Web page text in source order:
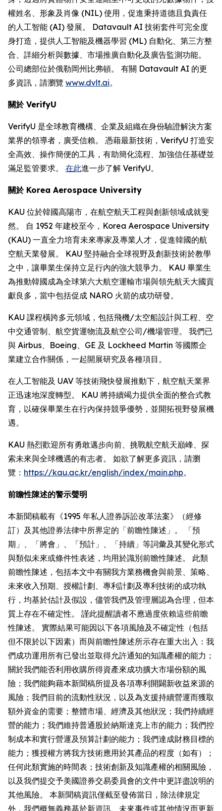
權姓名、形象及肖像 (NIL) 使用，促進秉持道德且負責任
的人工智能 (AI) 發展。 Datavault AI 技術套件可完全度
身打造，提供人工智能及機器學習 (ML) 自動化、第三方整
合、詳細分析與數據、市場推廣自動化及廣告監測功能。
公司總部位於俄勒岡州比弗頓。 有關 Datavault AI 的更
多資訊，請瀏覽 www.dvlt.ai。
關於 VerifyU
VerifyU 是全球教育機構、企業及組織在身份驗證解決方案
業界的領導者，廣受信賴。 憑藉最新技術，VerifyU 打造安
全高效、操作簡便的工具，有助簡化流程、加強信任基礎並
滿足監管要求。 在此進一步了解 VerifyU。
關於 Korea Aerospace University
KAU 位於韓國高陽市，在航空航天工程與創新領域成就斐
然。 自 1952 年建校至今，Korea Aerospace University
(KAU) 一直全力培育未來專家及專業人才，促進韓國的航
空航天業發展。 KAU 堅持融合全球視野及創新技術於教學
之中，讓畢業生保持立足行內的強大競爭力。 KAU 畢業生
為推動韓國成為全球第六大航空運輸市場與領先航天大國貢
獻良多，當中包括促成 NARO 火箭的成功研發。
KAU 課程橫跨多元領域，包括飛機/太空船設計與工程、空
中交通管制、航空貨運物流及航空公司/機場管理。 我們已
與 Airbus、Boeing、GE 及 Lockheed Martin 等國際企
業建立合作關係，一起開展研究及各種項目。
在人工智能及 UAV 等技術飛快發展推動下，航空航天業界
正迅速地深度轉型。 KAU 將持續竭力提供全面的整合式教
育，以確保畢業生在行內保持競爭優勢，並開拓視野發展機
遇。
KAU 熱烈歡迎所有勇敢邁步向前、挑戰航空航天巔峰、探
索未來與全球機遇的有志者。 如欲了解更多資訊，請瀏
覽： https://kau.ac.kr/english/index/main.php。
前瞻性陳述的警示聲明
本新聞稿載有《1995 年私人證券訴訟改革法案》（經修
訂）及其他證券法律中所界定的「前瞻性陳述」。 「預
期」、「將會」、「預計」、「持續」等詞彙及其變化形式
與類似未來或條件性表述，均用於識別前瞻性陳述。 此類
前瞻性陳述，包括本文中有關我方業務機會與前景、策略、
未來收入預期、授權計劃、專利計劃及專利技術的成功執
行，均基於估計及假設，儘管我們及管理層認為合理，但本
質上存在不確定性。 謹此提醒讀者不應過度依賴這些前瞻
性陳述。 實際結果可能因以下各項風險及不確定性（包括
但不限於以下因素）而與前瞻性陳述所示存在重大出入：我
們成功運用所有已發出並取得允許通知的知識產權的能力；
關於我們能否利用收購所得資產來成功擴大市場份額的風
險；我們能夠藉本新聞稿所提及各項專利開闢新收益來源的
風險；我們目前的流動性狀況，以及為支援持續營運而獲取
額外資金的需要；整體市場、經濟及其他狀況；我們持續經
營的能力；我們維持普通股於納斯達克上市的能力；我們控
制成本和實行營運及預算計劃的能力；我們達成財務目標的
能力；獲授權方將我方技術應用於其產品的程度（如有）；
任何此類實施的時間表；技術創新及知識產權的相關風險，
以及我們提交予美國證券交易委員會的文件中更詳盡說明的
其他風險。 本新聞稿資訊僅截至發佈當日，除法律規定
外，我們概無義務基於新資訊、未來事件或其他情況而更新